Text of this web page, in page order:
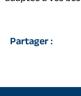
Partager :